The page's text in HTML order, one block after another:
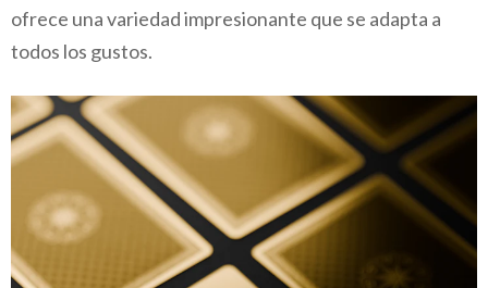
ofrece una variedad impresionante que se adapta a
todos los gustos.